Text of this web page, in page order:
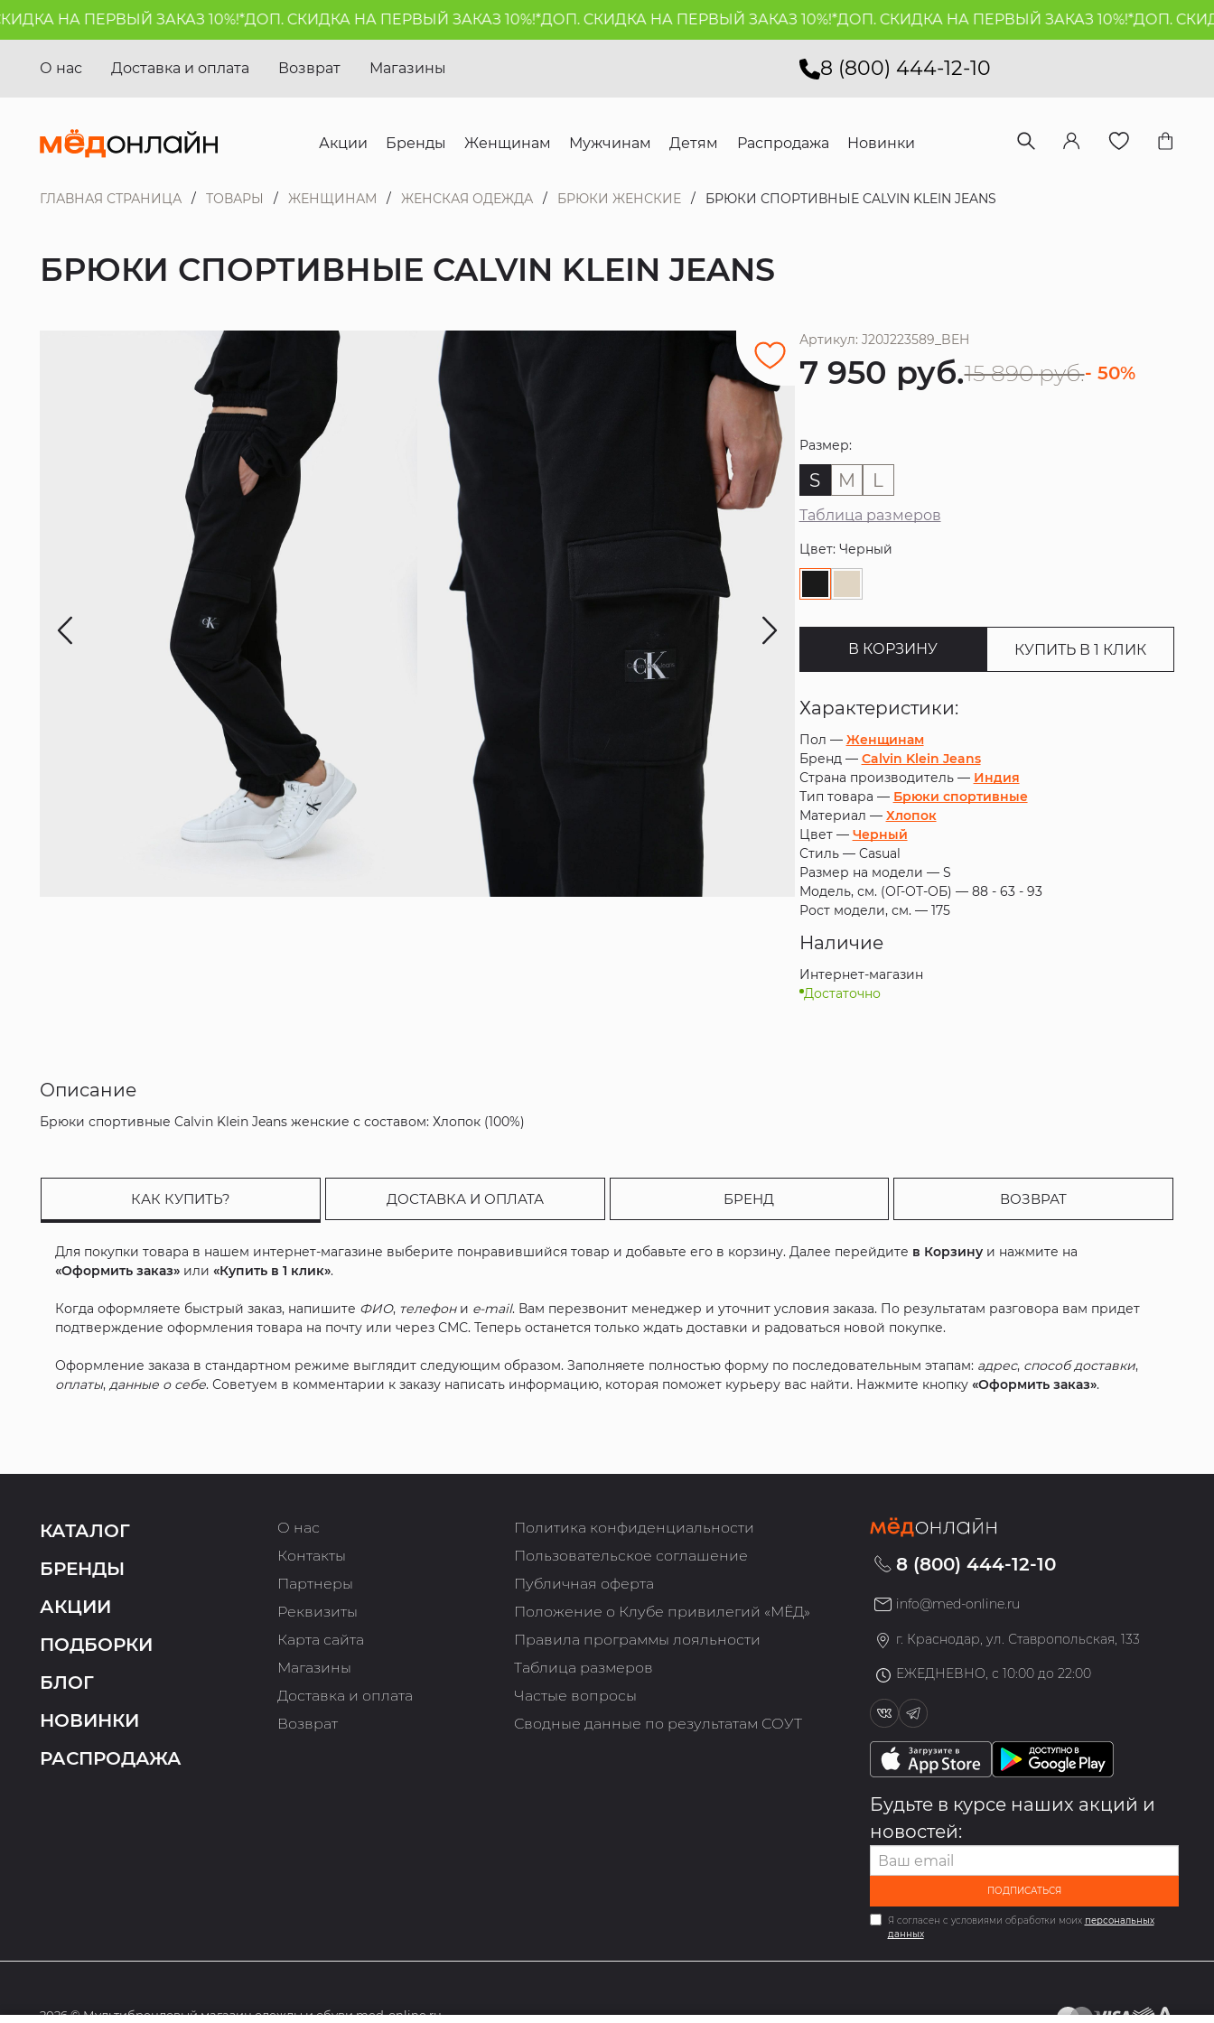
НА ПЕРВЫЙ ЗАКАЗ 10%!*ДОП. СКИДКА НА ПЕРВЫЙ ЗАКАЗ 10%!*ДОП. СКИДКА НА ПЕРВЫЙ ЗАКАЗ 10%!*ДОП. СКИДКА НА ПЕРВЫЙ ЗАКАЗ 10%!*ДОП.
8 (800) 444-12-10
О нас Доставка и оплата Возврат Магазины
Акции Бренды Женщинам Мужчинам Детям Распродажа Новинки
ГЛАВНАЯ СТРАНИЦА ТОВАРЫ ЖЕНЩИНАМ ЖЕНСКАЯ ОДЕЖДА БРЮКИ ЖЕНСКИЕ БРЮКИ СПОРТИВНЫЕ CALVIN KLEIN JEANS
БРЮКИ СПОРТИВНЫЕ CALVIN KLEIN JEANS
Артикул: J20J223589_BEH
7 950 руб.15 890 руб.- 50%
Размер:
S M L
Таблица размеров
Цвет: Черный
В КОРЗИНУ КУПИТЬ В 1 КЛИК
Характеристики:
Пол — Женщинам
Бренд — Calvin Klein Jeans
Страна производитель — Индия
Тип товара — Брюки спортивные
Материал — Хлопок
Цвет — Черный
Стиль — Casual
Размер на модели — S
Модель, см. (ОГ-ОТ-ОБ) — 88 - 63 - 93
Рост модели, см. — 175
Наличие
Интернет-магазин
Достаточно
Описание
Брюки спортивные Calvin Klein Jeans женские с составом: Хлопок (100%)
КАК КУПИТЬ? ДОСТАВКА И ОПЛАТА БРЕНД ВОЗВРАТ
Для покупки товара в нашем интернет-магазине выберите понравившийся товар и добавьте его в корзину. Далее перейдите в Корзину и нажмите на
«Оформить заказ» или«Купить в 1 клик».
Когда оформляете быстрый заказ, напишите ФИО, телефони e-mail. Вам перезвонит менеджер и уточнит условия заказа. По результатам разговора вам придет
подтверждение оформления товара на почту или через СМС. Теперь останется только ждать доставки и радоваться новой покупке.
Оформление заказа в стандартном режиме выглядит следующим образом. Заполняете полностью форму по последовательным этапам: адрес, способ доставки,
оплаты,данные о себе. Советуем в комментарии к заказу написать информацию, которая поможет курьеру вас найти. Нажмите кнопку«Оформить заказ».
КАТАЛОГ
БРЕНДЫ
АКЦИИ
ПОДБОРКИ
БЛОГ
НОВИНКИ
РАСПРОДАЖА
О нас
Контакты
Партнеры
Реквизиты
Карта сайта
Магазины
Доставка и оплата
Возврат
Политика конфиденциальности
Пользовательское соглашение
Публичная оферта
Положение о Клубе привилегий «МЁД»
Правила программы лояльности
Таблица размеров
Частые вопросы
Сводные данные по результатам СОУТ
8 (800) 444-12-10
info@med-online.ru
г. Краснодар, ул. Ставропольская, 133
ЕЖЕДНЕВНО, с 10:00 до 22:00
Будьте в курсе наших акций и
новостей:
ПОДПИСАТЬСЯ
Я согласен с условиями обработки моих персональных
данных
2026 © Мультибрендовый магазин одежды и обуви med-online.ru